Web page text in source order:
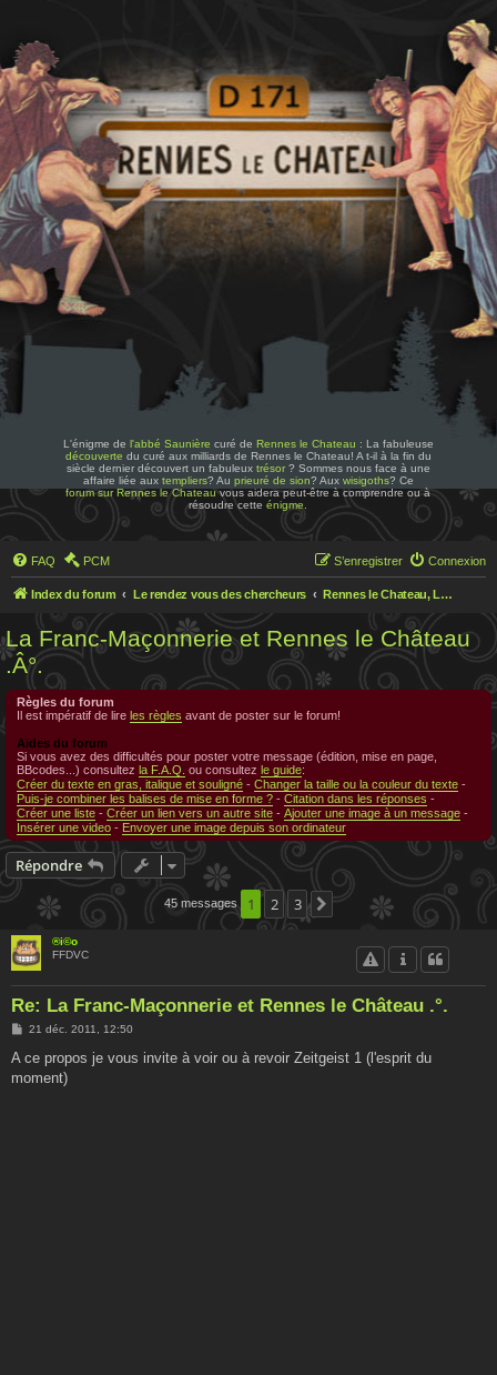
L'énigme de l'abbé Saunière curé de Rennes le Chateau : La fabuleuse
découverte du curé aux milliards de Rennes le Chateau! A t-il à la fin du
siècle dernier découvert un fabuleux trésor? Sommes nous face à une
affaire liée aux templiers? Au prieuré de sion? Aux wisigoths? Ce
forum sur Rennes le Chateauvous aidera peut-être à comprendre ou à
résoudre cetteénigme
FAQ PCM Connexion
S’enregistrer
Index du forum Le rendez vous des chercheurs Rennes le Chateau, Le rendez-vous des chercheurs
La Franc-Maçonnerie et Rennes le Château
.Â°.
Règles du forum
Il est impératif de lire les règles avant de poster sur le forum!
Aides du forum
Si vous avez des difficultés pour poster votre message (édition, mise en page,
BBcodes...) consultez la F.A.Q. ou consultez le guide:
Créer du texte en gras, italique et souligné - Changer la taille ou la couleur du texte -
Puis-je combiner les balises de mise en forme ? - Citation dans les réponses -
Créer une liste - Créer un lien vers un autre site - Ajouter une image à un message -
Insérer une video - Envoyer une image depuis son ordinateur
Répondre
45 messages 1 2 3 Suivante
®i©o
FFDVC
Re: La Franc-Maçonnerie et Rennes le Château .°.
M
s
a
21 déc. 2011, 12:50
A ce propos je vous invite à voir ou à revoir Zeitgeist 1 (l'esprit du
moment)